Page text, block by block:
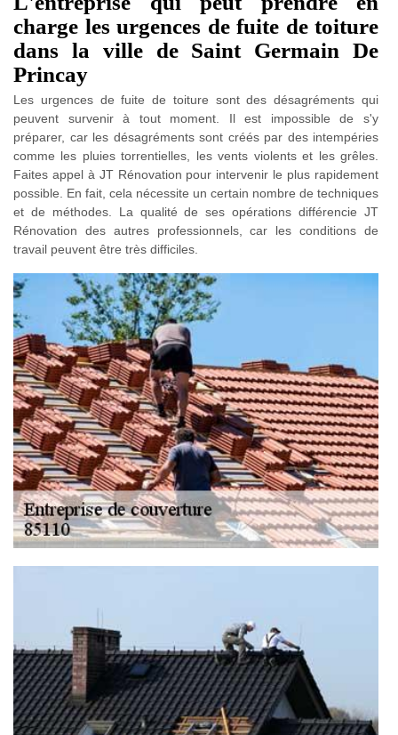
charge les urgences de fuite de toiture
dans la ville de Saint Germain De
Princay
Les urgences de fuite de toiture sont des désagréments qui
peuvent survenir à tout moment. Il est impossible de s'y
préparer, car les désagréments sont créés par des intempéries
comme les pluies torrentielles, les vents violents et les grêles.
Faites appel à JT Rénovation pour intervenir le plus rapidement
possible. En fait, cela nécessite un certain nombre de techniques
et de méthodes. La qualité de ses opérations différencie JT
Rénovation des autres professionnels, car les conditions de
travail peuvent être très difficiles.